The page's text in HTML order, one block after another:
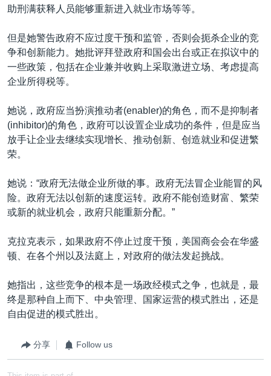
助刑满获释人员能够重新进入就业市场等等。
但是她警告政府不应过度干预和监管，否则会扼杀企业的竞
争和创新能力。她批评拜登政府和国会出台或正在拟议中的
一些政策，包括在企业兼并收购上采取激进立场、考虑提高
企业所得税等。
她说，政府应当扮演推动者(enabler)的角色，而不是抑制者
(inhibitor)的角色，政府可以设置企业成功的条件，但是应当
放手让企业去继续实现增长、推动创新、创造就业和促进繁
荣。
她说：“政府无法做企业所做的事。政府无法冒企业能冒的风
险。政府无法以创新的速度运转。政府不能创造财富、繁荣
或新的就业机会，政府只能重新分配。”
克拉克表示，如果政府不停止过度干预，美国商会会在华盛
顿、在各个州以及法庭上，对政府的做法发起挑战。
她指出，这些竞争的根本是一场政经模式之争，也就是，最
终是那种自上而下、中央管理、国家运营的模式胜出，还是
自由促进的模式胜出。
分享 Follow us